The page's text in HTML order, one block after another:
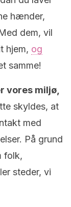
hænder,
dem, vil
hjem, og
samme!
vores miljø,
skyldes, at
med
På grund
folk,
steder, vi